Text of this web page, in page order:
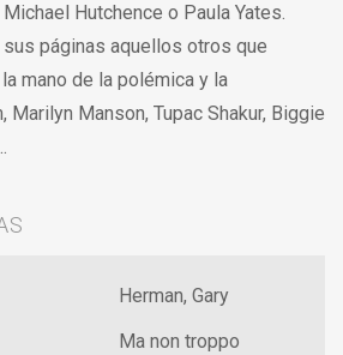
Michael Hutchence o Paula Yates.
páginas aquellos otros que
mano de la polémica y la
Marilyn Manson, Tupac Shakur, Biggie
Herman, Gary
Ma non troppo